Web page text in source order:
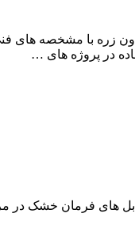
خشک مفتولی در انواع تک